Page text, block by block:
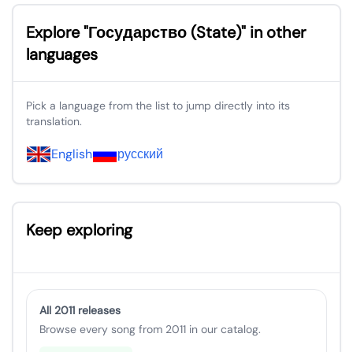
Explore "Государство (State)" in other
languages
Pick a language from the list to jump directly into its
translation.
English русский
Keep exploring
All 2011 releases
Browse every song from 2011 in our catalog.